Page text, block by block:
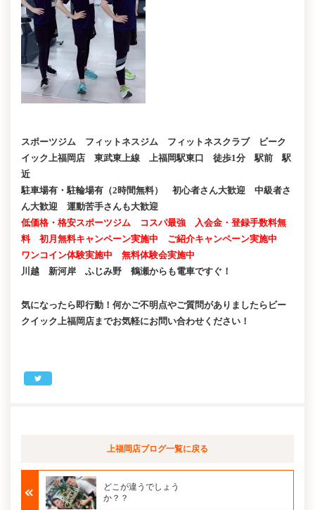
スポーツジム フィットネスジム フィットネスクラブ ビーク
イック上福岡店 東武東上線 上福岡駅東口 徒歩1分 駅前 駅
近
駐車場有・駐輪場有（2時間無料） 初心者さん大歓迎 中級者さ
ん大歓迎 運動苦手さんも大歓迎
低価格・格安スポーツジム コスパ最強 入会金・登録手数料無
料 初月無料キャンペーン実施中 ご紹介キャンペーン実施中
ワンコイン体験実施中 無料体験会実施中
川越 新河岸 ふじみ野 鶴瀬からも電車ですぐ！
気になったら即行動！何かご不明点やご質問がありましたらビー
クイック上福岡店までお気軽にお問い合わせください！
上福岡店ブログ一覧に戻る
どこが違うでしょう
か？？